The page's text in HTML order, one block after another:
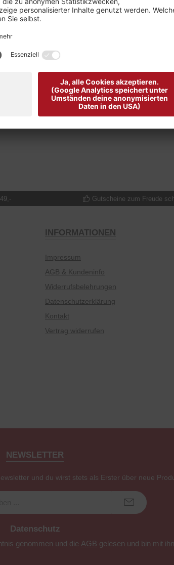
und eine Messertasche. Die Bundweite ist
aus Bayern.
Über Jahrzehnte hinweg hat
sich dem Verarbeiten von
von Hirsch, Reh und Wildbock stammen
sowie Arbeitssicherheit steht bei
ist wichtig.
Gutscheine zum Freude
INFORMATIONEN
Impressum
AGB & Kundeninfo
Widerrufsbelehrungen
Datenschutzerklärung
Kontakt
Vertrag widerrufen
NEWSLETTER
und du wirst stets als Erster über neue
Datenschutz
genommen und die AGB gelesen und bin mit